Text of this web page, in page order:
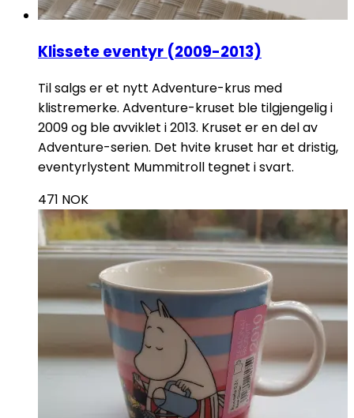
Klissete eventyr (2009-2013)
Til salgs er et nytt Adventure-krus med
klistremerke. Adventure-kruset ble tilgjengelig i
2009 og ble avviklet i 2013. Kruset er en del av
Adventure-serien. Det hvite kruset har et dristig,
eventyrlystent Mummitroll tegnet i svart.
471 NOK